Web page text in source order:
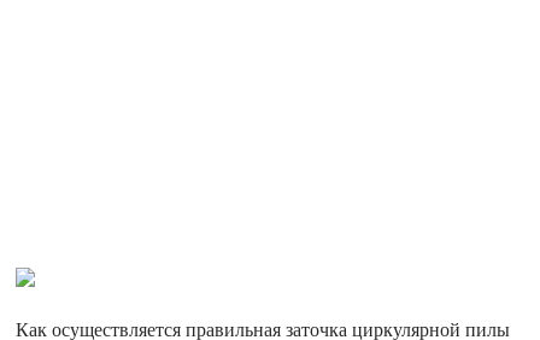
Как осуществляется правильная заточка циркулярной пилы